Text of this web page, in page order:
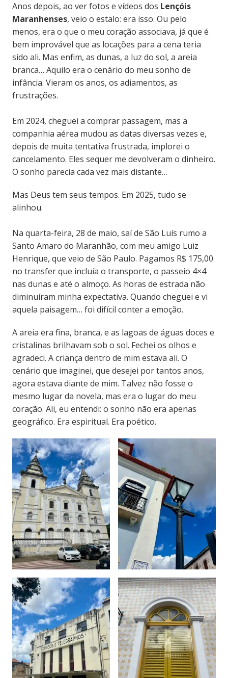
Anos depois, ao ver fotos e vídeos dos Lençóis
Maranhenses, veio o estalo: era isso. Ou pelo
menos, era o que o meu coração associava, já que é
bem improvável que as locações para a cena teria
sido ali. Mas enfim, as dunas, a luz do sol, a areia
branca… Aquilo era o cenário do meu sonho de
infância. Vieram os anos, os adiamentos, as
frustrações.
Em 2024, cheguei a comprar passagem, mas a
companhia aérea mudou as datas diversas vezes e,
depois de muita tentativa frustrada, implorei o
cancelamento. Eles sequer me devolveram o dinheiro.
O sonho parecia cada vez mais distante…
Mas Deus tem seus tempos. Em 2025, tudo se
alinhou.
Na quarta-feira, 28 de maio, saí de São Luís rumo a
Santo Amaro do Maranhão, com meu amigo Luiz
Henrique, que veio de São Paulo. Pagamos R$ 175,00
no transfer que incluía o transporte, o passeio 4×4
nas dunas e até o almoço. As horas de estrada não
diminuíram minha expectativa. Quando cheguei e vi
aquela paisagem… foi difícil conter a emoção.
A areia era fina, branca, e as lagoas de águas doces e
cristalinas brilhavam sob o sol. Fechei os olhos e
agradeci. A criança dentro de mim estava ali. O
cenário que imaginei, que desejei por tantos anos,
agora estava diante de mim. Talvez não fosse o
mesmo lugar da novela, mas era o lugar do meu
coração. Ali, eu entendi: o sonho não era apenas
geográfico. Era espiritual. Era poético.